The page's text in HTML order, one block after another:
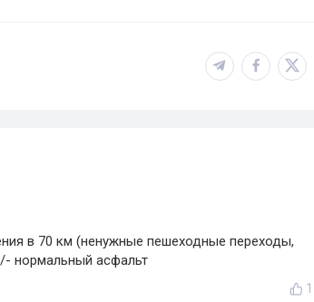
в 70 км (ненужные пешеходные переходы,
нормальный асфальт
1